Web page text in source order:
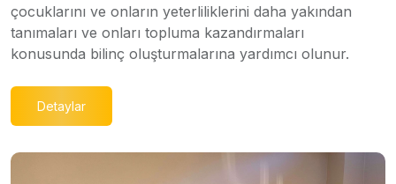
çocuklarını ve onların yeterliliklerini daha yakından
tanımaları ve onları topluma kazandırmaları
konusunda bilinç oluşturmalarına yardımcı olunur.
Detaylar